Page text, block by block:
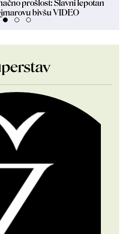
prošlost: Slavni lepotan
bivšu VIDEO